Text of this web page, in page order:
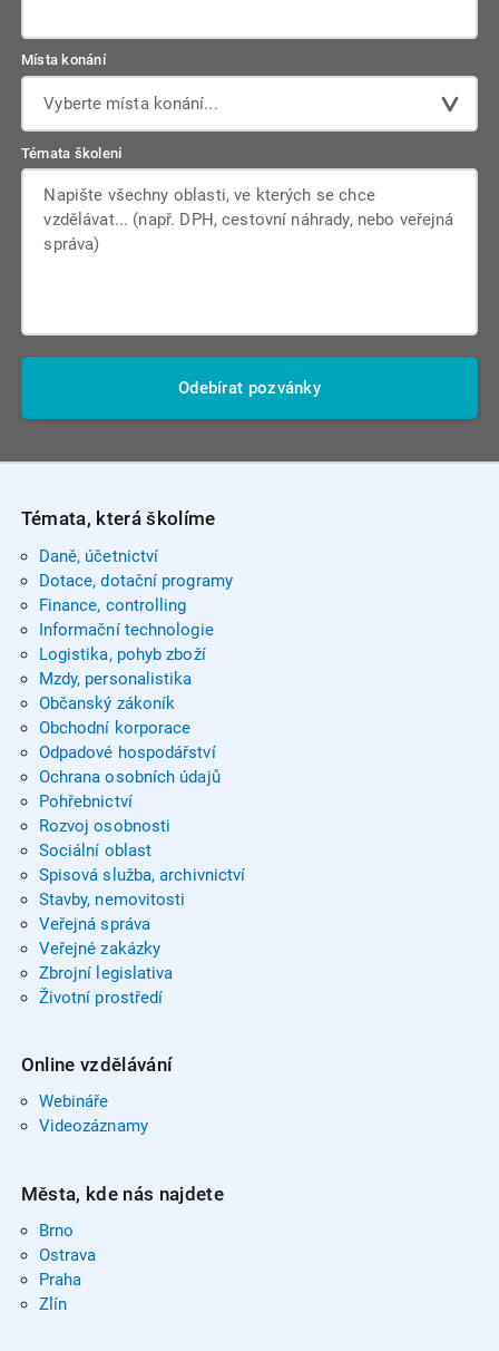
Místa konání
Vyberte místa konání...
Témata školení
Odebírat pozvánky
Témata, která školíme
Daně, účetnictví
Dotace, dotační programy
Finance, controlling
Informační technologie
Logistika, pohyb zboží
Mzdy, personalistika
Občanský zákoník
Obchodní korporace
Odpadové hospodářství
Ochrana osobních údajů
Pohřebnictví
Rozvoj osobnosti
Sociální oblast
Spisová služba, archivnictví
Stavby, nemovitosti
Veřejná správa
Veřejné zakázky
Zbrojní legislativa
Životní prostředí
Online vzdělávání
Webináře
Videozáznamy
Města, kde nás najdete
Brno
Ostrava
Praha
Zlín